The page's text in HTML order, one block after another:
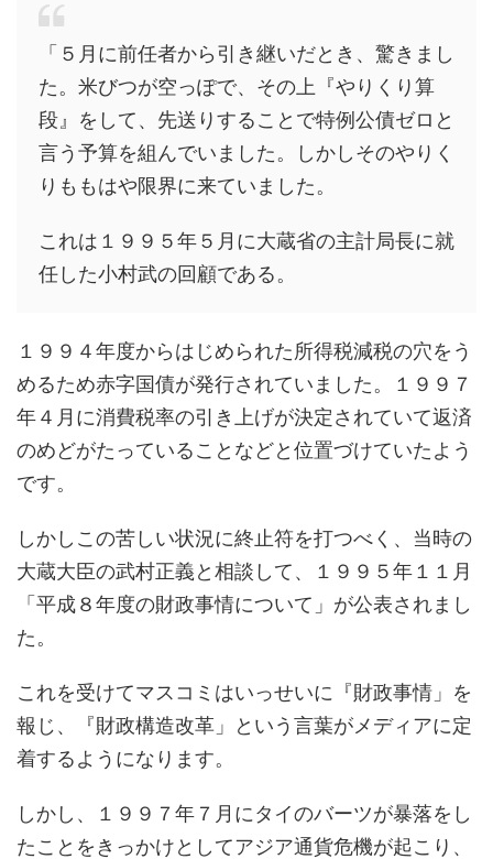
「５月に前任者から引き継いだとき、驚きまし
た。米びつが空っぽで、その上『やりくり算
段』をして、先送りすることで特例公債ゼロと
言う予算を組んでいました。しかしそのやりく
りももはや限界に来ていました。
これは１９９５年５月に大蔵省の主計局長に就
任した小村武の回顧である。
１９９４年度からはじめられた所得税減税の穴をう
めるため赤字国債が発行されていました。１９９７
年４月に消費税率の引き上げが決定されていて返済
のめどがたっていることなどと位置づけていたよう
です。
しかしこの苦しい状況に終止符を打つべく、当時の
大蔵大臣の武村正義と相談して、１９９５年１１月
「平成８年度の財政事情について」が公表されまし
た。
これを受けてマスコミはいっせいに『財政事情」を
報じ、『財政構造改革」という言葉がメディアに定
着するようになります。
しかし、１９９７年７月にタイのバーツが暴落をし
たことをきっかけとしてアジア通貨危機が起こり、